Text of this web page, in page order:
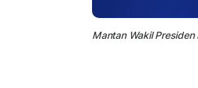
Mantan Wakil Presiden